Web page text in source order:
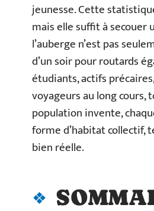
jeunesse. Cette
mais elle suffit à secouer
l’auberge n’est pas
d’un soir pour routards
étudiants, actifs
voyageurs au long cours,
population invente,
forme d’habitat collectif,
bien réelle.